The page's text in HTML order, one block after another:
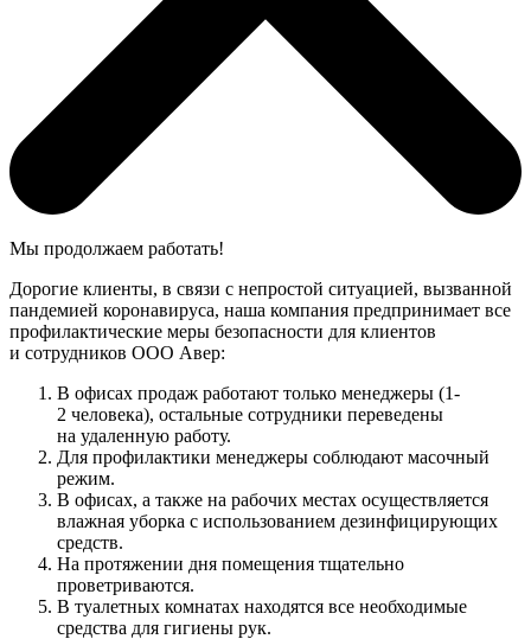
Мы продолжаем работать!
Дорогие клиенты, в связи с непростой ситуацией, вызванной
пандемией коронавируса, наша компания предпринимает все
профилактические меры безопасности для клиентов
и сотрудников ООО Авер:
В офисах продаж работают только менеджеры (1-
2 человека), остальные сотрудники переведены
на удаленную работу.
Для профилактики менеджеры соблюдают масочный
режим.
В офисах, а также на рабочих местах осуществляется
влажная уборка с использованием дезинфицирующих
средств.
На протяжении дня помещения тщательно
проветриваются.
В туалетных комнатах находятся все необходимые
средства для гигиены рук.